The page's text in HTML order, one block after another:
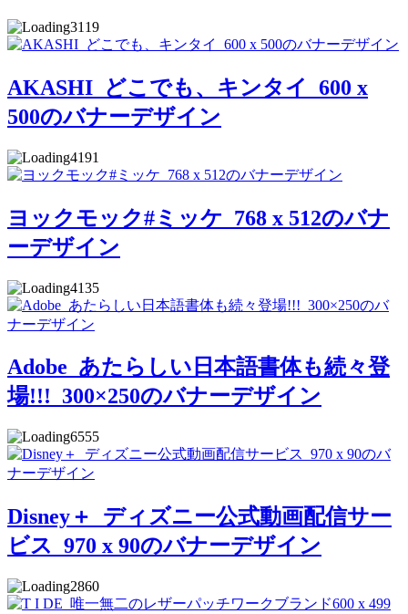
3119
AKASHI_どこでも、キンタイ_600 x
500のバナーデザイン
4191
ヨックモック#ミッケ_768 x 512のバナ
ーデザイン
4135
Adobe_あたらしい日本語書体も続々登
場!!!_300×250のバナーデザイン
6555
Disney＋_ディズニー公式動画配信サー
ビス_970 x 90のバナーデザイン
2860